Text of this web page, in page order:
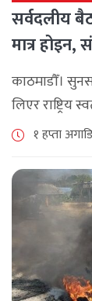
सर्वदलीय
मात्र
काठमाडौँ।
लिएर राष्ट्रिय
सिंहदरबारमा
१ हप्ता अगाडि